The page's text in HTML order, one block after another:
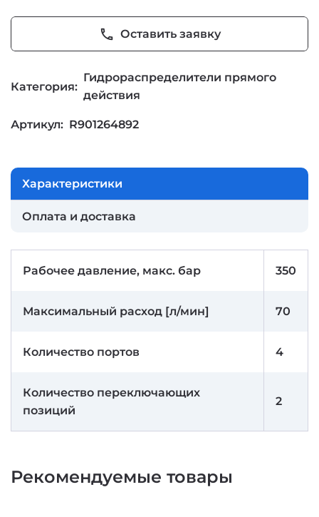
phone Оставить заявку
Категория:
Гидрораспределители прямого
действия
Артикул: R901264892
Характеристики
Оплата и доставка
Рабочее давление, макс. бар 350
Максимальный расход [л/мин] 70
Количество портов 4
Количество переключающих
позиций
2
Рекомендуемые товары